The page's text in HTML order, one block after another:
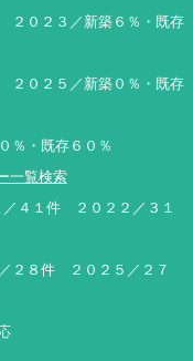
２３／新築６％・既存
５／新築０％・既存
％・既存６０％
一覧検索
４１件 ２０２２／３１
件 ２０２５／２７